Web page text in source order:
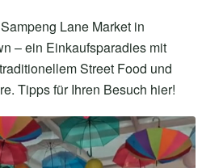
Lane Market in
– ein Einkaufsparadies mit
Street Food und
Tipps für Ihren Besuch hier!